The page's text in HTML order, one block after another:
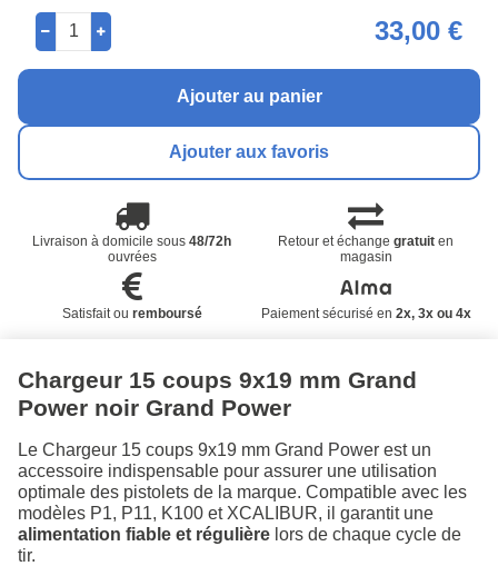
33,00 €
Ajouter au panier
Ajouter aux favoris
Livraison à domicile sous48/72h
ouvrées
Retour et échangegratuit en
magasin
Satisfait ou remboursé Paiement sécurisé en 2x, 3x ou 4x
Chargeur 15 coups 9x19 mm Grand
Power noir Grand Power
Le Chargeur 15 coups 9x19 mm Grand Power est un
accessoire indispensable pour assurer une utilisation
optimale des pistolets de la marque. Compatible avec les
modèles P1, P11, K100 et XCALIBUR, il garantit une
alimentation fiable et régulière lors de chaque cycle de
tir.